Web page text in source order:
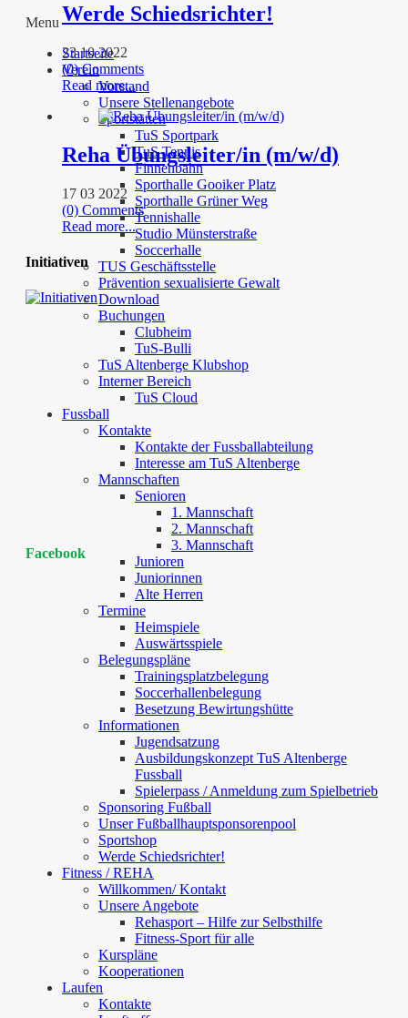
Menu
Startseite
Verein
Vorstand
Unsere Stellenangebote
Sportstätten
TuS Sportpark
TuS Tennis
Finnenbahn
Sporthalle Gooiker Platz
Sporthalle Grüner Weg
Tennishalle
Studio Münsterstraße
Soccerhalle
TUS Geschäftsstelle
Prävention sexualisierte Gewalt
Download
Buchungen
Clubheim
TuS-Bulli
TuS Altenberge Klubshop
Interner Bereich
TuS Cloud
Fussball
Kontakte
Kontakte der Fussballabteilung
Interesse am TuS Altenberge
Mannschaften
Senioren
1. Mannschaft
2. Mannschaft
3. Mannschaft
Junioren
Juniorinnen
Alte Herren
Termine
Heimspiele
Auswärtsspiele
Belegungspläne
Trainingsplatzbelegung
Soccerhallenbelegung
Besetzung Bewirtungshütte
Informationen
Jugendsatzung
Ausbildungskonzept TuS Altenberge
Fussball
Spielerpass / Anmeldung zum Spielbetrieb
Sponsoring Fußball
Unser Fußballhauptsponsorenpool
Sportshop
Werde Schiedsrichter!
Fitness / REHA
Willkommen/ Kontakt
Unsere Angebote
Rehasport – Hilfe zur Selbsthilfe
Fitness-Sport für alle
Kurspläne
Kooperationen
Laufen
Kontakte
Werde Schiedsrichter!
23 10 2022
(0) Comments
Read more...
Reha Übungsleiter/in (m/w/d)
17 03 2022
(0) Comments
Read more...
Initiativen
Facebook